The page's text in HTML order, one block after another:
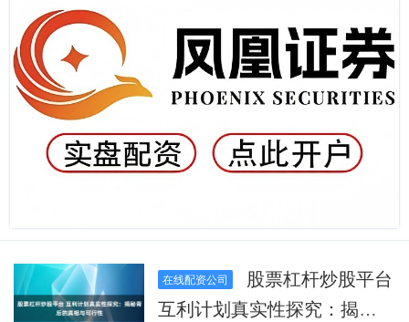
在线配资公司
互利计划真实性探究：揭秘